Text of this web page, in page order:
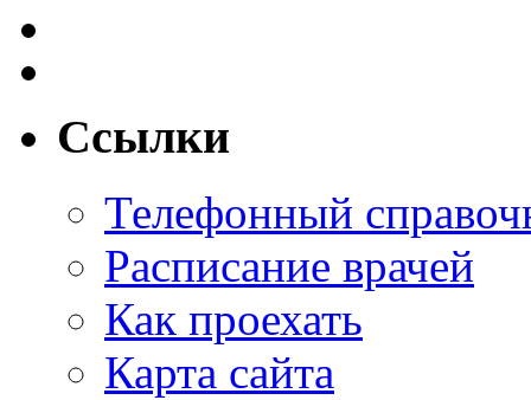
Ссылки
Телефонный
Расписание врачей
Как проехать
Карта сайта